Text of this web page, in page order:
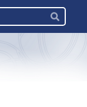
Haku
Hae